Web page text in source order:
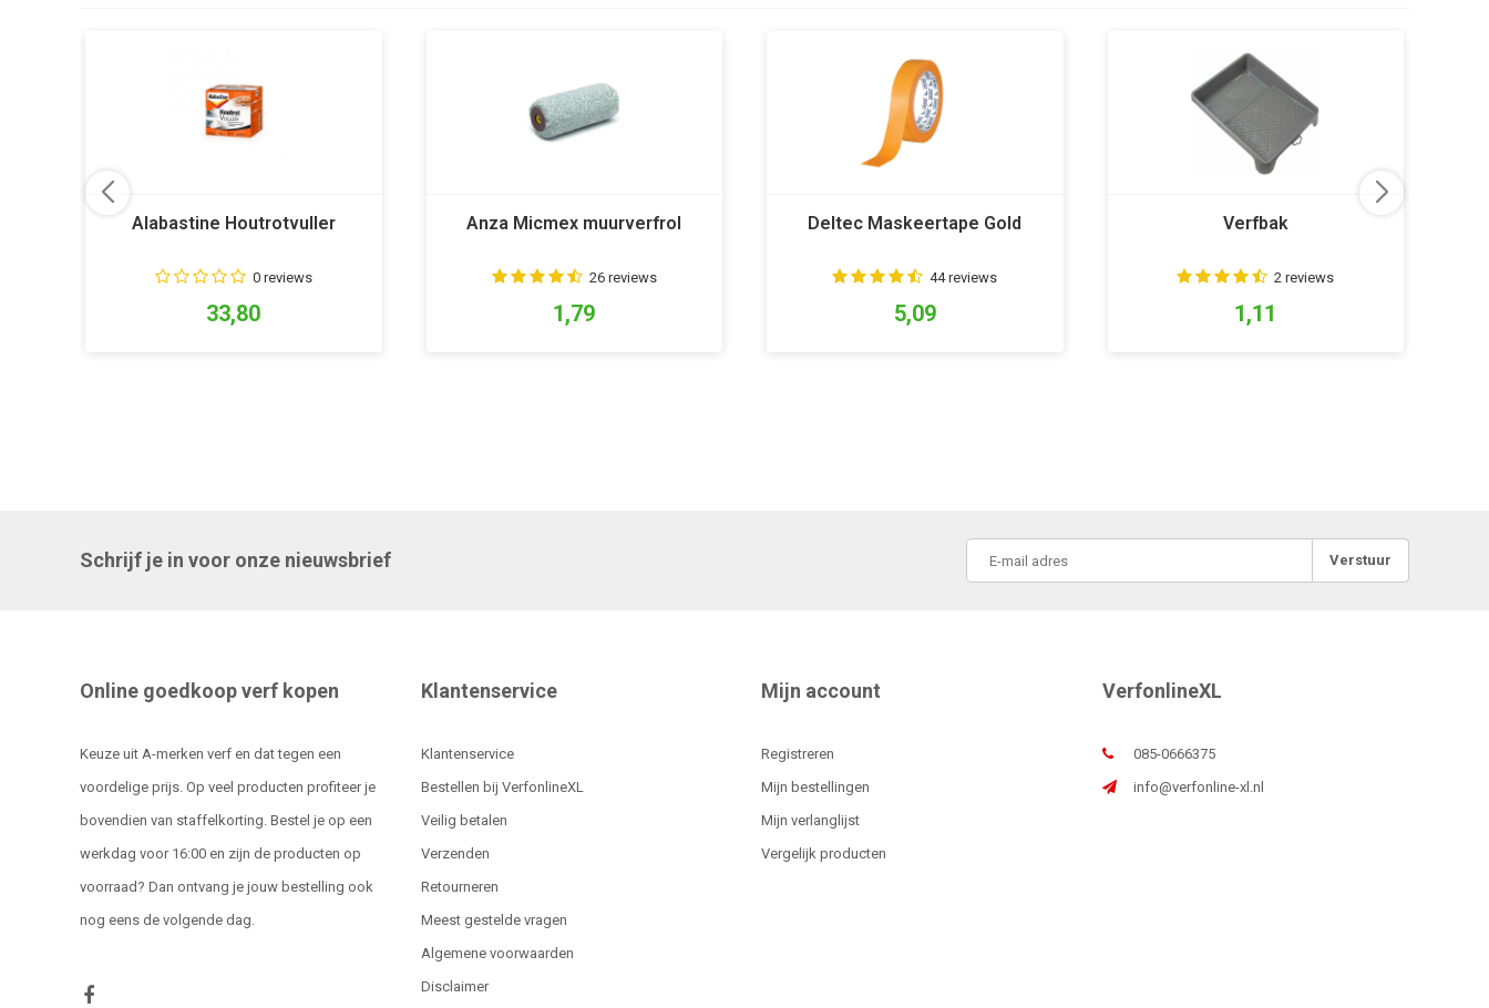
Alabastine Houtrotvuller
0 reviews
33,80
Anza Micmex muurverfrol
26 reviews
1,79
Deltec Maskeertape Gold
44 reviews
5,09
Verfbak
2 reviews
1,11
Schrijf je in voor onze nieuwsbrief Verstuur
Online goedkoop verf kopen
Keuze uit A-merken verf en dat tegen een
voordelige prijs. Op veel producten profiteer je
bovendien van staffelkorting. Bestel je op een
werkdag voor 16:00 en zijn de producten op
voorraad? Dan ontvang je jouw bestelling ook
nog eens de volgende dag.
Klantenservice
Klantenservice
Bestellen bij VerfonlineXL
Veilig betalen
Verzenden
Retourneren
Meest gestelde vragen
Algemene voorwaarden
Disclaimer
Mijn account
Registreren
Mijn bestellingen
Mijn verlanglijst
Vergelijk producten
VerfonlineXL
085-0666375
info@verfonline-xl.nl